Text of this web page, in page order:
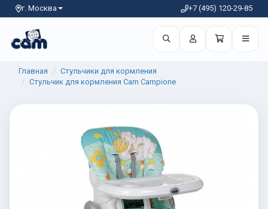
г. Москва +7 (495) 120-29-85
Главная
Стульчики для кормления
Стульчик для кормления Cam Campione